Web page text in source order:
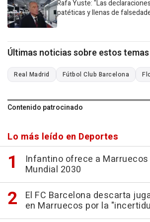
Rafa Yuste: "Las
patéticas y llenas de
Últimas noticias sobre estos temas
Real Madrid Fútbol Club Barcelona
Contenido patrocinado
Lo más leído en Deportes
Infantino ofrece a
Mundial 2030
El FC Barcelona descarta
en Marruecos por la